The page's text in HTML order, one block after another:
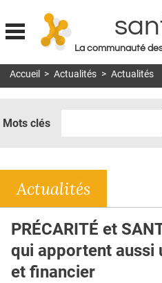
Jump to
La communauté
MON COMPTE
DOSSIERS
RÉSEAUX
E-REVUE SAD
THÉMA
Accueil > Actualités > Actualités
Mots clés
Actualités
PRÉCARITÉ et
qui apportent aussi
et financier